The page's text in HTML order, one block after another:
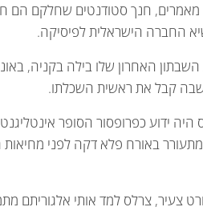
החברה הישראלית לפיסיקה.
האחרון שלו בילה בקניה,
קבל את ראשית השכלתו.
באורח פלא דקה לפני מחיאות
צעיר, צרלס למד אותי אלגוריתם